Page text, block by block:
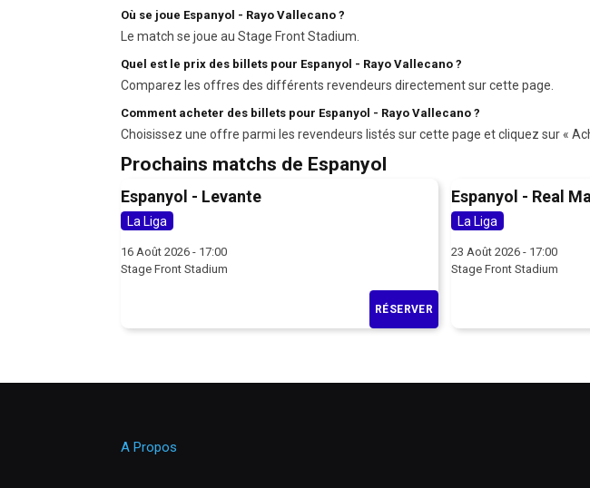
Où se joue Espanyol - Rayo Vallecano ?
Le match se joue au Stage Front Stadium.
Quel est le prix des billets pour Espanyol - Rayo Vallecano ?
Comparez les offres des différents revendeurs directement sur cette page.
Comment acheter des billets pour Espanyol - Rayo Vallecano ?
Choisissez une offre parmi les revendeurs listés sur cette page et cliquez sur «
Prochains matchs de Espanyol
Espanyol - Levante
La Liga
16 Août 2026 - 17:00
Stage Front Stadium
RÉSERVER
Espanyol - Real
La Liga
23 Août 2026 - 17:00
Stage Front Stadium
A Propos